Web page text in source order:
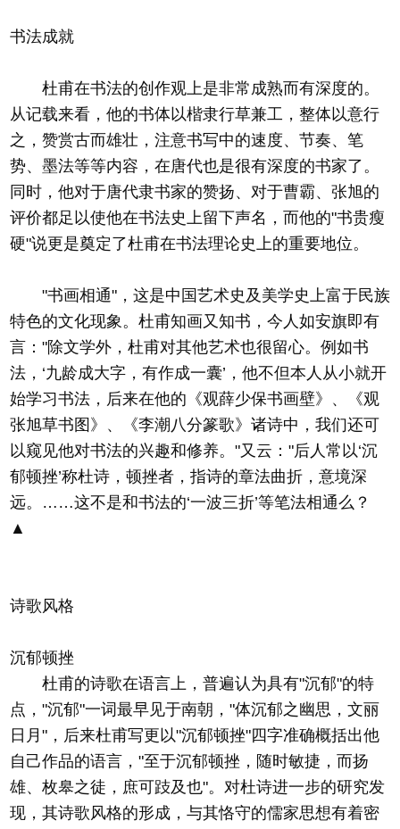
书法成就
杜甫在书法的创作观上是非常成熟而有深度的。
从记载来看，他的书体以楷隶行草兼工，整体以意行
之，赞赏古而雄壮，注意书写中的速度、节奏、笔
势、墨法等等内容，在唐代也是很有深度的书家了。
同时，他对于唐代隶书家的赞扬、对于曹霸、张旭的
评价都足以使他在书法史上留下声名，而他的"书贵瘦
硬"说更是奠定了杜甫在书法理论史上的重要地位。
"书画相通"，这是中国艺术史及美学史上富于民族
特色的文化现象。杜甫知画又知书，今人如安旗即有
言："除文学外，杜甫对其他艺术也很留心。例如书
法，‘九龄成大字，有作成一囊’，他不但本人从小就开
始学习书法，后来在他的《观薛少保书画壁》、《观
张旭草书图》、《李潮八分篆歌》诸诗中，我们还可
以窥见他对书法的兴趣和修养。"又云："后人常以‘沉
郁顿挫’称杜诗，顿挫者，指诗的章法曲折，意境深
远。……这不是和书法的‘一波三折’等笔法相通么？
▲
诗歌风格
沉郁顿挫
杜甫的诗歌在语言上，普遍认为具有"沉郁"的特
点，"沉郁"一词最早见于南朝，"体沉郁之幽思，文丽
日月"，后来杜甫写更以"沉郁顿挫"四字准确概括出他
自己作品的语言，"至于沉郁顿挫，随时敏捷，而扬
雄、枚皋之徒，庶可跂及也"。对杜诗进一步的研究发
现，其诗歌风格的形成，与其恪守的儒家思想有着密